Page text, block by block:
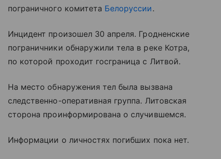
пограничного комитета Белоруссии.
Инцидент произошел 30 апреля. Гродненские
пограничники обнаружили тела в реке Котра,
по которой проходит госграница с Литвой.
На место обнаружения тел была вызвана
следственно-оперативная группа. Литовская
сторона проинформирована о случившемся.
Информации о личностях погибших пока нет.